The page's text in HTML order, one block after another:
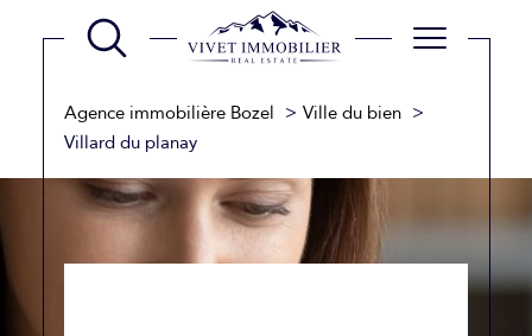
Agence immobilière Bozel
Ville du bien
Villard du planay